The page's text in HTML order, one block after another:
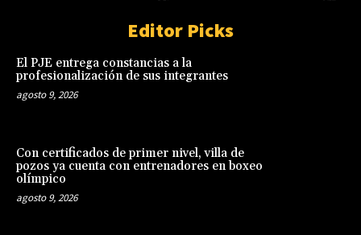
Editor Picks
El PJE entrega constancias a la
profesionalización de sus integrantes
agosto 9, 2026
Con certificados de primer nivel, villa de
pozos ya cuenta con entrenadores en boxeo
olímpico
agosto 9, 2026